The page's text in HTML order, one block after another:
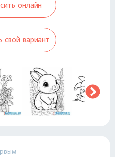
онлайн
свой вариант